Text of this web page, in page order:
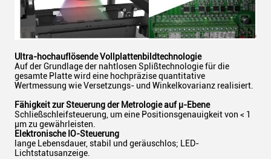
Ultra-hochauflösende Vollplattenbildtechnologie
Auf der Grundlage der nahtlosen Splißtechnologie für die
gesamte Platte wird eine hochpräzise quantitative
Wertmessung wie Versetzungs- und Winkelkovarianz realisiert.
Fähigkeit zur Steuerung der Metrologie auf μ-Ebene
Schließschleifsteuerung, um eine Positionsgenauigkeit von < 1
μm zu gewährleisten.
Elektronische IO-Steuerung
lange Lebensdauer, stabil und geräuschlos; LED-
Lichtstatusanzeige.